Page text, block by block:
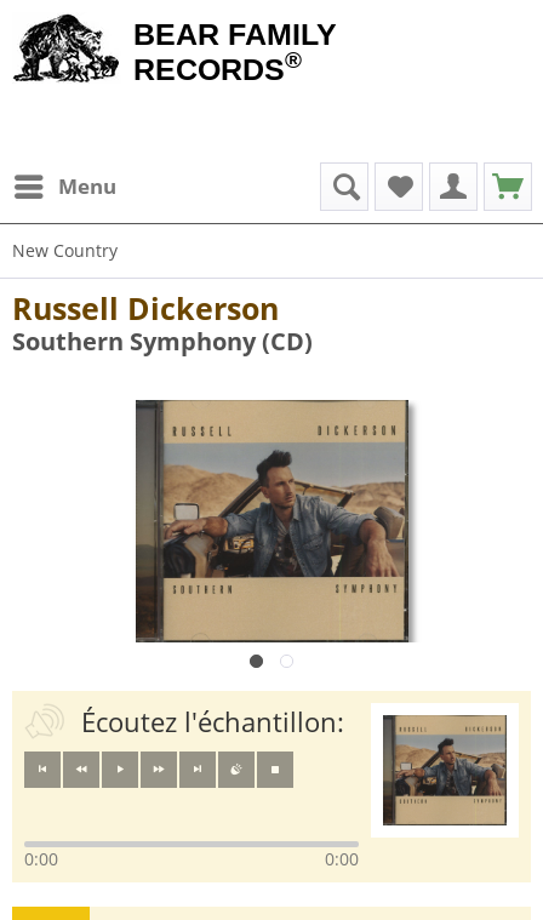
BEAR FAMILY
RECORDS®
Menu
New Country
Russell Dickerson
Southern Symphony (CD)
Écoutez l'échantillon:
0:00 0:00